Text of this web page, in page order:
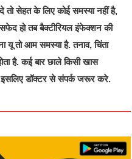
तो सेहत के लिए कोई समस्या नहीं है,
सफेद हो तब बैक्टीरियल इंफेक्शन की
यू तो आम समस्या है. तनाव, चिंता
है. कई बार छाले किसी खास
इसलिए डॉक्टर से संपर्क जरूर करे.